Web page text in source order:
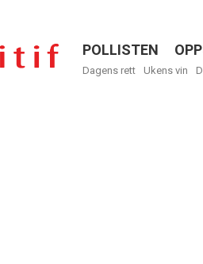
Menu
POLLISTEN
Dagens rett Ukens vin